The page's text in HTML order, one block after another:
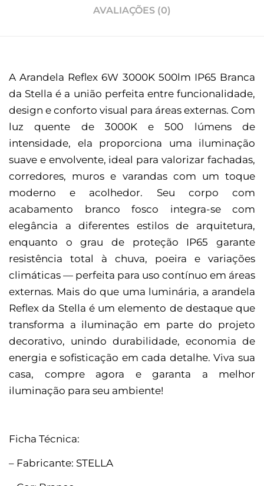
AVALIAÇÕES (0)
A Arandela Reflex 6W 3000K 500lm IP65 Branca
da Stella é a união perfeita entre funcionalidade,
design e conforto visual para áreas externas. Com
luz quente de 3000K e 500 lúmens de
intensidade, ela proporciona uma iluminação
suave e envolvente, ideal para valorizar fachadas,
corredores, muros e varandas com um toque
moderno e acolhedor. Seu corpo com
acabamento branco fosco integra-se com
elegância a diferentes estilos de arquitetura,
enquanto o grau de proteção IP65 garante
resistência total à chuva, poeira e variações
climáticas — perfeita para uso contínuo em áreas
externas. Mais do que uma luminária, a arandela
Reflex da Stella é um elemento de destaque que
transforma a iluminação em parte do projeto
decorativo, unindo durabilidade, economia de
energia e sofisticação em cada detalhe. Viva sua
casa, compre agora e garanta a melhor
iluminação para seu ambiente!
Ficha Técnica:
– Fabricante: STELLA